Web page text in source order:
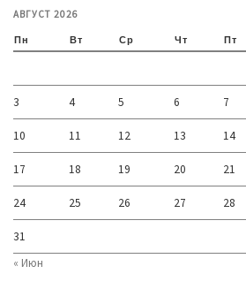
АВГУСТ 2026
Пн Вт Ср Чт Пт
3 4 5 6 7
10 11 12 13 14
17 18 19 20 21
24 25 26 27 28
31
« Июн